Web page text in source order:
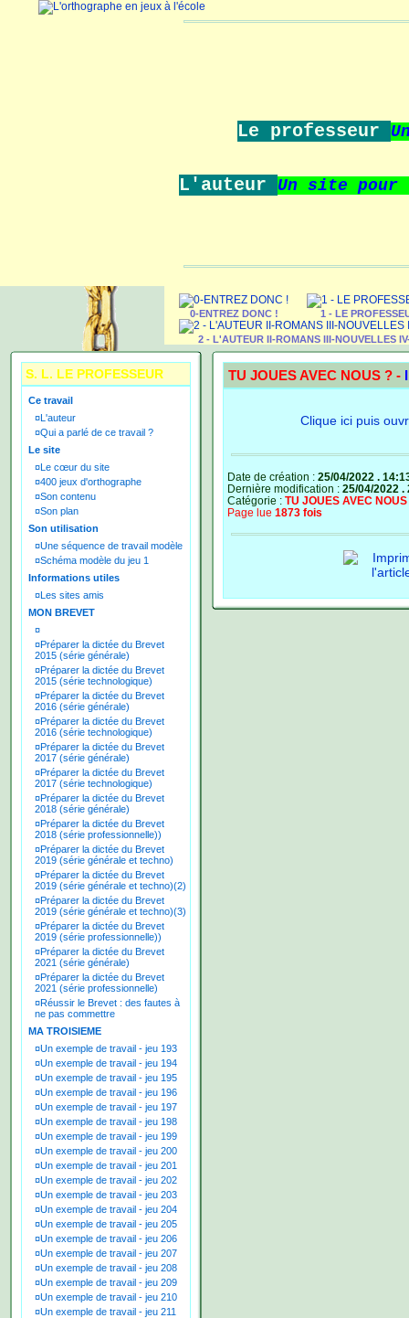
Le professeur
L'auteur Un site
0-ENTREZ DONC ! 1 - LE
2 - L'AUTEUR II-ROMANS III-NOUVELLES
S. L. LE PROFESSEUR
Ce travail
¤L'auteur
¤Qui a parlé de ce travail ?
Le site
¤Le cœur du site
¤400 jeux d'orthographe
¤Son contenu
¤Son plan
Son utilisation
¤Une séquence de travail modèle
¤Schéma modèle du jeu 1
Informations utiles
¤Les sites amis
MON BREVET
¤
¤Préparer la dictée du Brevet
2015 (série générale)
¤Préparer la dictée du Brevet
2015 (série technologique)
¤Préparer la dictée du Brevet
2016 (série générale)
¤Préparer la dictée du Brevet
2016 (série technologique)
¤Préparer la dictée du Brevet
2017 (série générale)
¤Préparer la dictée du Brevet
2017 (série technologique)
¤Préparer la dictée du Brevet
2018 (série générale)
¤Préparer la dictée du Brevet
2018 (série professionnelle))
¤Préparer la dictée du Brevet
2019 (série générale et techno)
¤Préparer la dictée du Brevet
2019 (série générale et techno)(2)
¤Préparer la dictée du Brevet
2019 (série générale et techno)(3)
¤Préparer la dictée du Brevet
2019 (série professionnelle))
¤Préparer la dictée du Brevet
2021 (série générale)
¤Préparer la dictée du Brevet
2021 (série professionnelle)
¤Réussir le Brevet : des fautes à
ne pas commettre
MA TROISIEME
¤Un exemple de travail - jeu 193
¤Un exemple de travail - jeu 194
¤Un exemple de travail - jeu 195
¤Un exemple de travail - jeu 196
¤Un exemple de travail - jeu 197
¤Un exemple de travail - jeu 198
¤Un exemple de travail - jeu 199
¤Un exemple de travail - jeu 200
¤Un exemple de travail - jeu 201
¤Un exemple de travail - jeu 202
¤Un exemple de travail - jeu 203
¤Un exemple de travail - jeu 204
¤Un exemple de travail - jeu 205
¤Un exemple de travail - jeu 206
¤Un exemple de travail - jeu 207
¤Un exemple de travail - jeu 208
¤Un exemple de travail - jeu 209
¤Un exemple de travail - jeu 210
¤Un exemple de travail - jeu 211
TU JOUES AVEC NOUS ? -
Clique ici puis
Date de création : 25/04/2022 .
Dernière modification : 25/04/2022 .
Catégorie : TU JOUES AVEC NOUS
Page lue 1873 fois